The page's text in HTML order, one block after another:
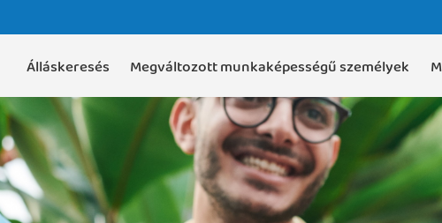
Álláskeresés Megváltozott munkaképességű személyek